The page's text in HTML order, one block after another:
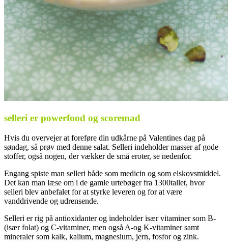
selleri er powerfood og scoremad
Hvis du overvejer at foreføre din udkårne på Valentines dag på
søndag, så prøv med denne salat. Selleri indeholder masser af gode
stoffer, også nogen, der vækker de små eroter, se nedenfor.
Engang spiste man selleri både som medicin og som elskovsmiddel.
Det kan man læse om i de gamle urtebøger fra 1300tallet, hvor
selleri blev anbefalet for at styrke leveren og for at være
vanddrivende og udrensende.
Selleri er rig på antioxidanter og indeholder især vitaminer som B-
(især folat) og C-vitaminer, men også A-og K-vitaminer samt
mineraler som kalk, kalium, magnesium, jern, fosfor og zink.